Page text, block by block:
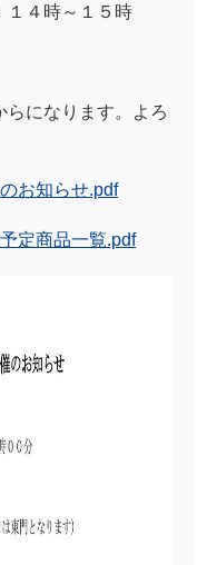
４時～１５時
らになります。よろ
お知らせ.pdf
定商品一覧.pdf